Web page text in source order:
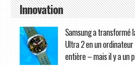
Innovation
Samsung a transformé
Ultra 2 en un
entière – mais il y a un